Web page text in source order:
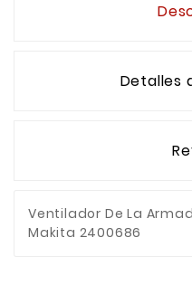
Detalles
Ventilador De La
Makita 2400686